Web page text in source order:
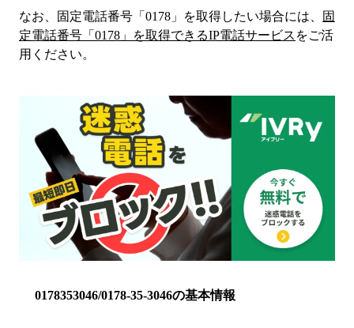
なお、固定電話番号「 0178 」を取得したい場合には、
固
定電話番号「 0178 」を取得できるIP電話サービス をご活
用ください。
0178353046/0178-35-3046の基本情報